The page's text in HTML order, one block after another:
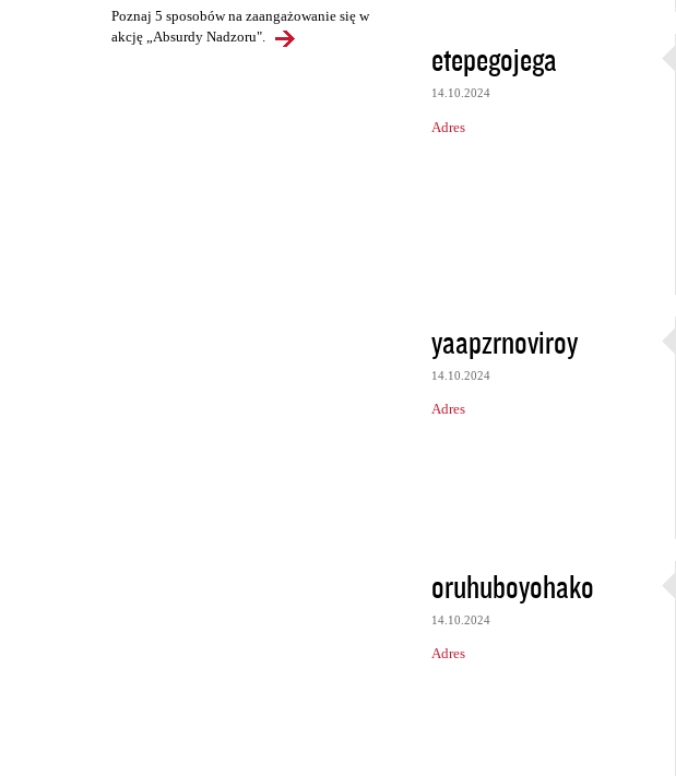
Poznaj 5 sposobów na zaangażowanie się w
akcję „Absurdy Nadzoru".
etepegojega
14.10.2024
Adres
yaapzrnoviroy
14.10.2024
Adres
oruhuboyohako
14.10.2024
Adres